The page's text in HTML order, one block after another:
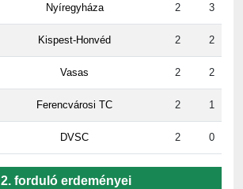
Nyíregyháza 2 3
Kispest-Honvéd 2 2
Vasas 2 2
Ferencvárosi TC 2 1
DVSC 2 0
2. forduló erdeményei